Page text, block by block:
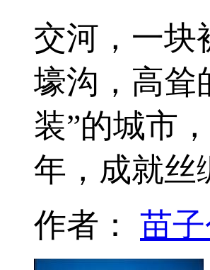
交河，一块
壕沟，高耸
装”的城市
年，成就
作者： 苗